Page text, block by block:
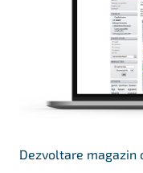
Dezvoltare magazin